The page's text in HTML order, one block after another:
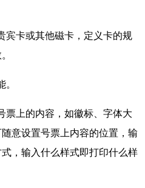
宾卡或其他磁卡，定义卡的规
票上的内容，如徽标、字体大
意设置号票上内容的位置，输
，输入什么样式即打印什么样